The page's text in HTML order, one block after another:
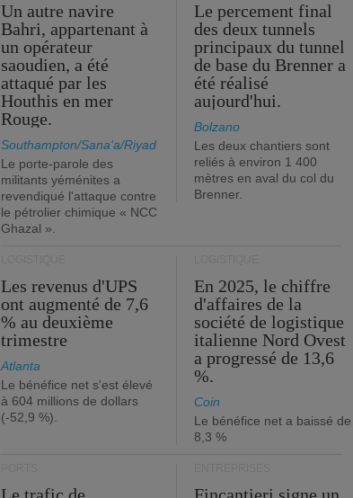
Un autre navire
Bahri, appartenant à
un opérateur
saoudien, a été
attaqué par les
Houthis en mer
Rouge.
Southampton/Sana'a/Riyad
Le porte-parole des
militants yéménites a
revendiqué l'attaque contre
le pétrolier chimique « NCC
Ghazal ».
Le percement final
des deux tunnels
principaux du tunnel
de base du Brenner a
été réalisé
aujourd'hui.
Bolzano
Les deux chantiers sont
reliés à environ 1 400
mètres en aval du col du
Brenner.
Les revenus d'UPS
ont augmenté de 7,6
% au deuxième
trimestre
Atlanta
Le bénéfice net s'est élevé
à 604 millions de dollars
(-52,9 %).
En 2025, le chiffre
d'affaires de la
société de logistique
italienne Nord Ovest
a progressé de 13,6
%.
Coin
Le bénéfice net a baissé de
8,3 %